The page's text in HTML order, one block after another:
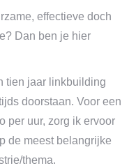
effectieve doch
Dan ben je hier
tien jaar linkbuilding
doorstaan. Voor een
per uur, zorg ik ervoor
de meest belangrijke
thema.